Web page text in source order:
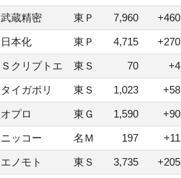
武蔵精密 東Ｐ 7,960 +460
日本化 東Ｐ 4,715 +270
Ｓクリプトエ 東Ｓ 70 +4
タイガポリ 東Ｓ 1,023 +58
オプロ 東Ｇ 1,590 +90
ニッコー 名Ｍ 197 +11
エノモト 東Ｓ 3,735 +205